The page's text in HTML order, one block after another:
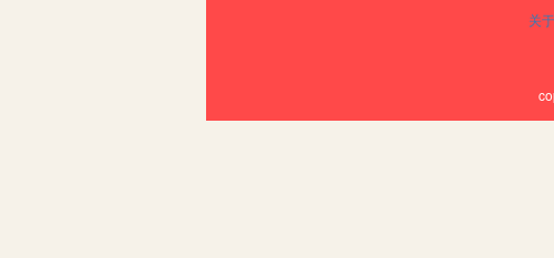
历史上的许多失败和挫折都是中国民族意识
民族意识的薄弱和分裂。事实上，中国的民族
识。这种共同体意识使得中国能够在长期的历
关